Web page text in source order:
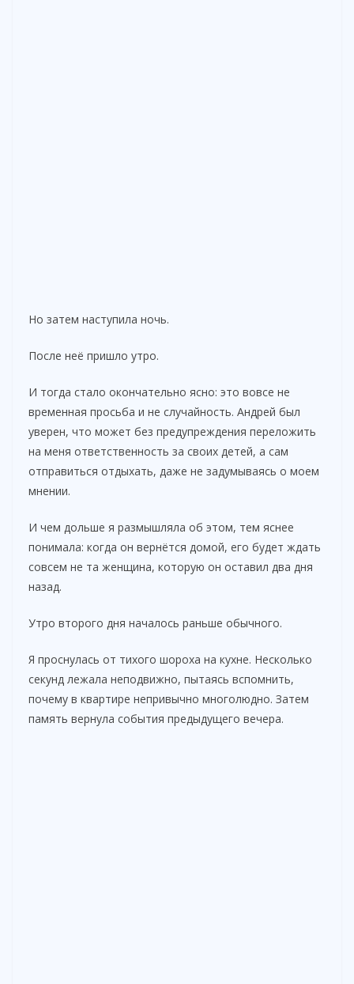
Но затем наступила ночь.
После неё пришло утро.
И тогда стало окончательно ясно: это вовсе не
временная просьба и не случайность. Андрей был
уверен, что может без предупреждения переложить
на меня ответственность за своих детей, а сам
отправиться отдыхать, даже не задумываясь о моем
мнении.
И чем дольше я размышляла об этом, тем яснее
понимала: когда он вернётся домой, его будет ждать
совсем не та женщина, которую он оставил два дня
назад.
Утро второго дня началось раньше обычного.
Я проснулась от тихого шороха на кухне. Несколько
секунд лежала неподвижно, пытаясь вспомнить,
почему в квартире непривычно многолюдно. Затем
память вернула события предыдущего вечера.